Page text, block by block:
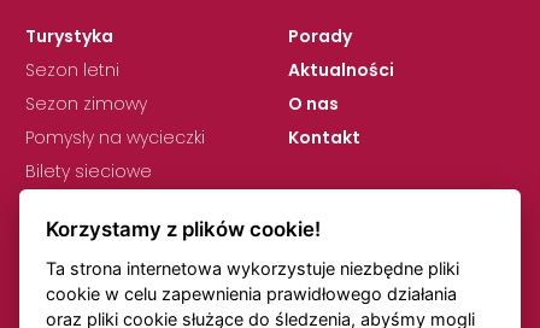
Turystyka
Sezon letni
Sezon zimowy
Pomysły na wycieczki
Bilety sieciowe
Porady
Aktualności
O nas
Kontakt
Korzystamy z plików cookie!
Ta strona internetowa wykorzystuje niezbędne pliki
cookie w celu zapewnienia prawidłowego działania
oraz pliki cookie służące do śledzenia, abyśmy mogli